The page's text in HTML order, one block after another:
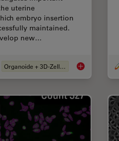
and Therapeutic Insights
uterine
embryo insertion
maintained.
new…
Organoide + 3D-Zellkultur Advancing